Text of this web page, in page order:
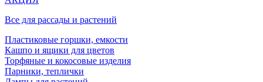
Все для рассады и растений
Пластиковые горшки, емкости
Кашпо и ящики для цветов
Торфяные и кокосовые изделия
Парники, теплички